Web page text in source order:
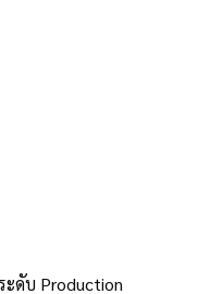
ดับ Production